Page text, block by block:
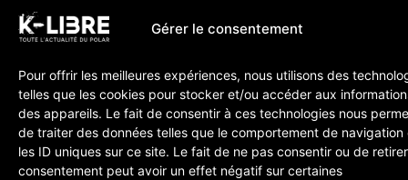
Gérer le consentement
Pour offrir les meilleures expériences, nous utilisons des
telles que les cookies pour stocker et/ou accéder aux
des appareils. Le fait de consentir à ces technologies nous
de traiter des données telles que le comportement de navigation
les ID uniques sur ce site. Le fait de ne pas consentir ou de
consentement peut avoir un effet négatif sur certaines